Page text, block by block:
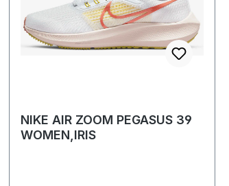
NIKE AIR ZOOM PEGASUS 39
WOMEN,IRIS